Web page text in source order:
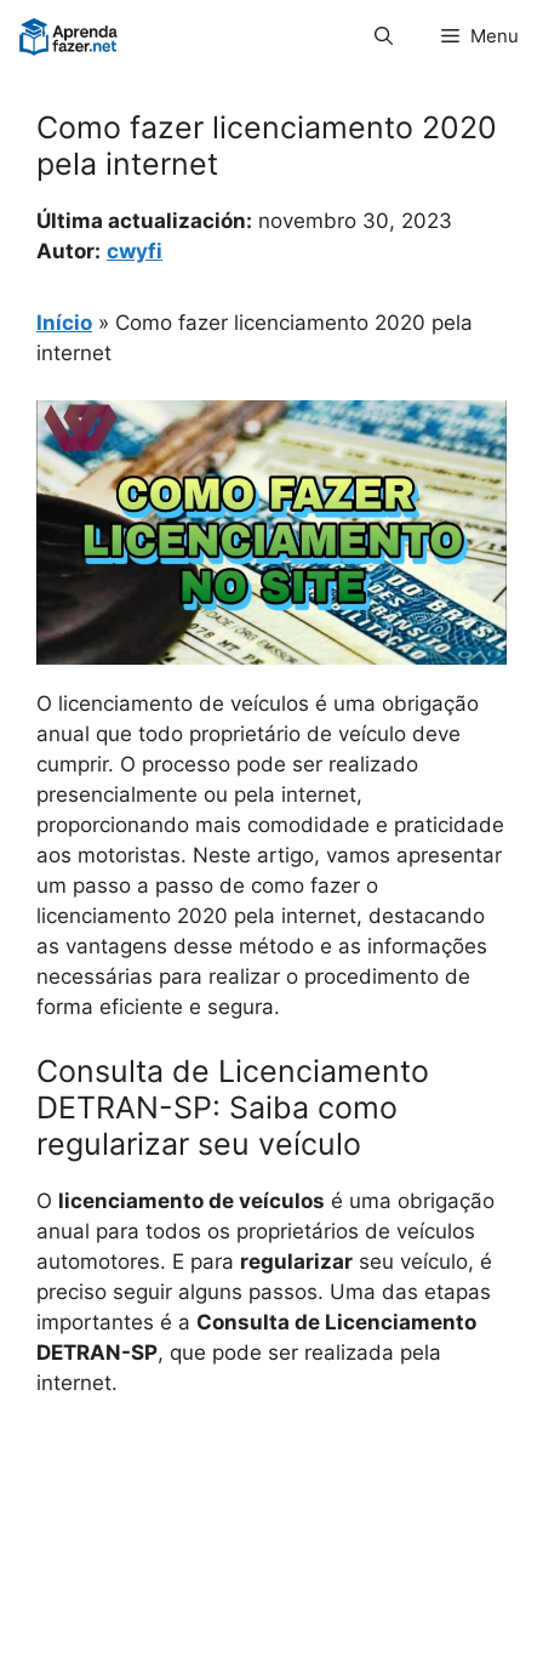
Pular
para
Menu
Como fazer licenciamento 2020
pela internet
Última actualización: novembro 30, 2023
Autor: cwyfi
Início » Como fazer licenciamento 2020 pela
internet
O licenciamento de veículos é uma obrigação
anual que todo proprietário de veículo deve
cumprir. O processo pode ser realizado
presencialmente ou pela internet,
proporcionando mais comodidade e praticidade
aos motoristas. Neste artigo, vamos apresentar
um passo a passo de como fazer o
licenciamento 2020 pela internet, destacando
as vantagens desse método e as informações
necessárias para realizar o procedimento de
forma eficiente e segura.
Consulta de Licenciamento
DETRAN-SP: Saiba como
regularizar seu veículo
O licenciamento de veículos é uma obrigação
anual para todos os proprietários de veículos
automotores. E para regularizar seu veículo, é
preciso seguir alguns passos. Uma das etapas
importantes é a Consulta de Licenciamento
DETRAN-SP, que pode ser realizada pela
internet.